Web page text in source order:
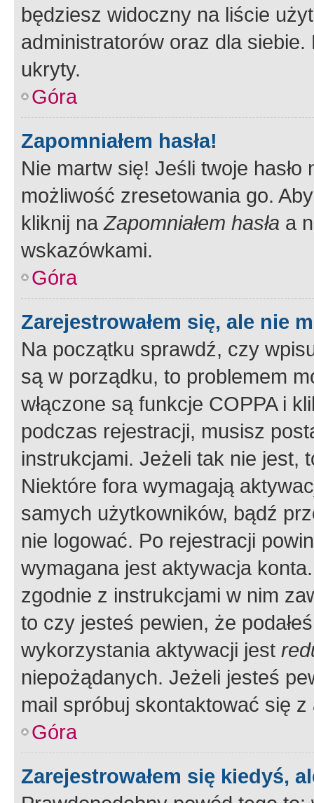
będziesz widoczny na liście
administratorów oraz dla
ukryty.
Góra
Zapomniałem hasła!
Nie martw się! Jeśli twoje
możliwość zresetowania go.
kliknij naZapomniałem hasła a
wskazówkami.
Góra
Zarejestrowałem się, ale nie
Na początku sprawdź, czy
są w porządku, to problemem
włączone są funkcje COPPA i
podczas rejestracji, musisz
instrukcjami. Jeżeli tak nie jest,
Niektóre fora wymagają
samych użytkowników, bądź
nie logować. Po rejestracji
wymagana jest aktywacja
zgodnie z instrukcjami w nim
to czy jesteś pewien, że
wykorzystania aktywacji jest
niepożądanych. Jeżeli jesteś
mail spróbuj skontaktować się
Góra
Zarejestrowałem się kiedyś,